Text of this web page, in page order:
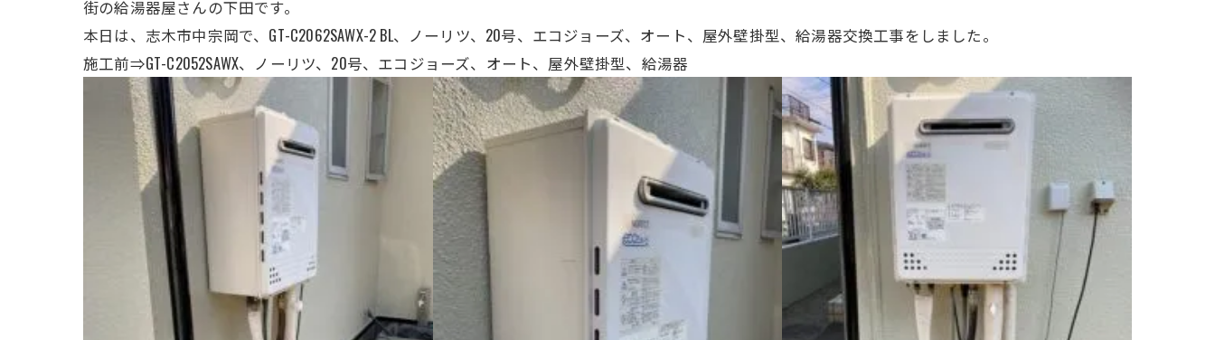
街の給湯器屋さんの下田です。
本日は、志木市中宗岡で、GT-C2062SAWX-2 BL、ノーリツ、20号、エコジョーズ、オート、屋外壁掛型、給湯器交換工事をしました。
施工前⇒GT-C2052SAWX、ノーリツ、20号、エコジョーズ、オート、屋外壁掛型、給湯器